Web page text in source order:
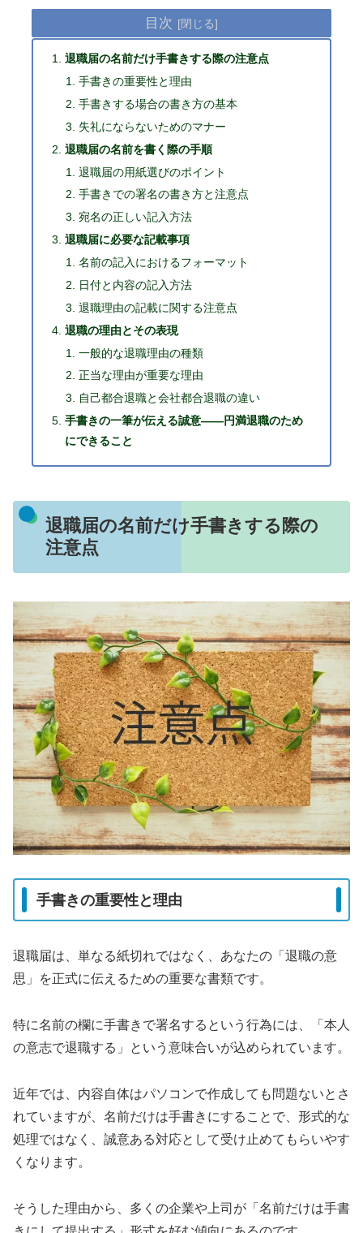
目次
退職届の名前だけ手書きする際の注意点
手書きの重要性と理由
手書きする場合の書き方の基本
失礼にならないためのマナー
退職届の名前を書く際の手順
退職届の用紙選びのポイント
手書きでの署名の書き方と注意点
宛名の正しい記入方法
退職届に必要な記載事項
名前の記入におけるフォーマット
日付と内容の記入方法
退職理由の記載に関する注意点
退職の理由とその表現
一般的な退職理由の種類
正当な理由が重要な理由
自己都合退職と会社都合退職の違い
手書きの一筆が伝える誠意――円満退職のため
にできること
退職届の名前だけ手書きする際の
注意点
手書きの重要性と理由
退職届は、単なる紙切れではなく、あなたの「退職の意
思」を正式に伝えるための重要な書類です。
特に名前の欄に手書きで署名するという行為には、「本人
の意志で退職する」という意味合いが込められています。
近年では、内容自体はパソコンで作成しても問題ないとさ
れていますが、名前だけは手書きにすることで、形式的な
処理ではなく、誠意ある対応として受け止めてもらいやす
くなります。
そうした理由から、多くの企業や上司が「名前だけは手書